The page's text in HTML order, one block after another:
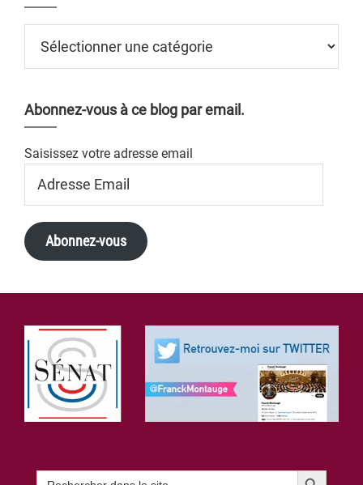
Abonnez-vous à ce blog par email.
Saisissez votre adresse email
Email
Abonnez-vous
Footer
Search
Search Button